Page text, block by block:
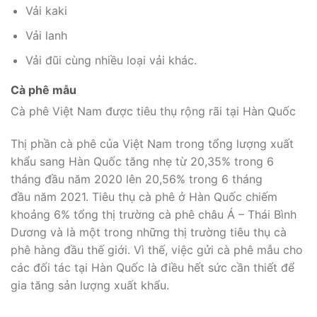
Vải kaki
Vải lanh
Vải đũi cùng nhiều loại vải khác.
Cà phê mẫu
Cà phê Việt Nam được tiêu thụ rộng rãi tại Hàn Quốc
Thị phần cà phê của Việt Nam trong tổng lượng xuất
khẩu sang Hàn Quốc tăng nhẹ từ 20,35% trong 6
tháng đầu năm 2020 lên 20,56% trong 6 tháng
đầu năm 2021. Tiêu thụ cà phê ở Hàn Quốc chiếm
khoảng 6% tổng thị trường cà phê châu Á – Thái Bình
Dương và là một trong những thị trường tiêu thụ cà
phê hàng đầu thế giới. Vì thế, việc gửi cà phê mẫu cho
các đối tác tại Hàn Quốc là điều hết sức cần thiết để
gia tăng sản lượng xuất khẩu.